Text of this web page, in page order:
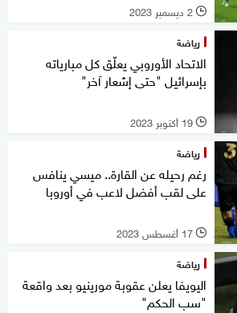
l 2 ديسمبر 2023
رياضة
الاتحاد الأوروبي يعلّق كل مبارياته
بإسرائيل "حتى إشعار آخر"
l 19 أكتوبر 2023
رياضة
رغم رحيله عن القارة.. ميسي ينافس
على لقب أفضل لاعب في أوروبا
l 17 أغسطس 2023
رياضة
اليويفا يعلن عقوبة مورينيو بعد واقعة
"سب الحكم"